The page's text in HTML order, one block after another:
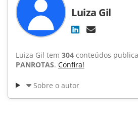
Luiza Gil
Luiza Gil tem 304 conteúdos
PANROTAS. Confira!
Sobre o autor